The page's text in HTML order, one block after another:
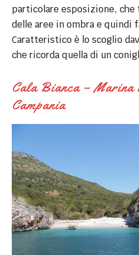
particolare esposizione, che
delle aree in ombra e quindi
Caratteristico è lo scoglio
che ricorda quella di un
Cala Bianca – Marina
Campania